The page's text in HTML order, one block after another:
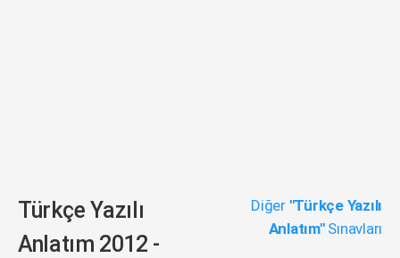
Türkçe Yazılı
Anlatım 2012 -
Diğer "Türkçe Yazılı
Anlatım"Sınavları